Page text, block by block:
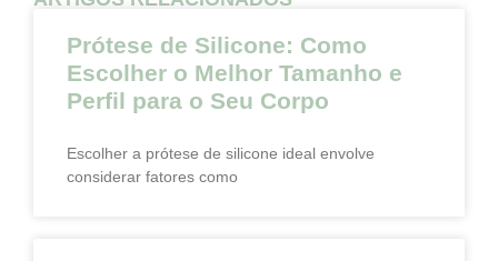
Prótese de Silicone: Como
Escolher o Melhor Tamanho e
Perfil para o Seu Corpo
Escolher a prótese de silicone ideal envolve
considerar fatores como